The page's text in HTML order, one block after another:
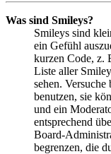
Was sind Smileys?
Smileys sind
ein Gefühl
kurzen Code, z.
Liste aller
sehen.
benutzen, sie
und ein
entsprechend
Board-
begrenzen, die